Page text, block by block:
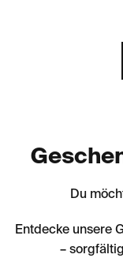
Du
Entdecke unsere
–